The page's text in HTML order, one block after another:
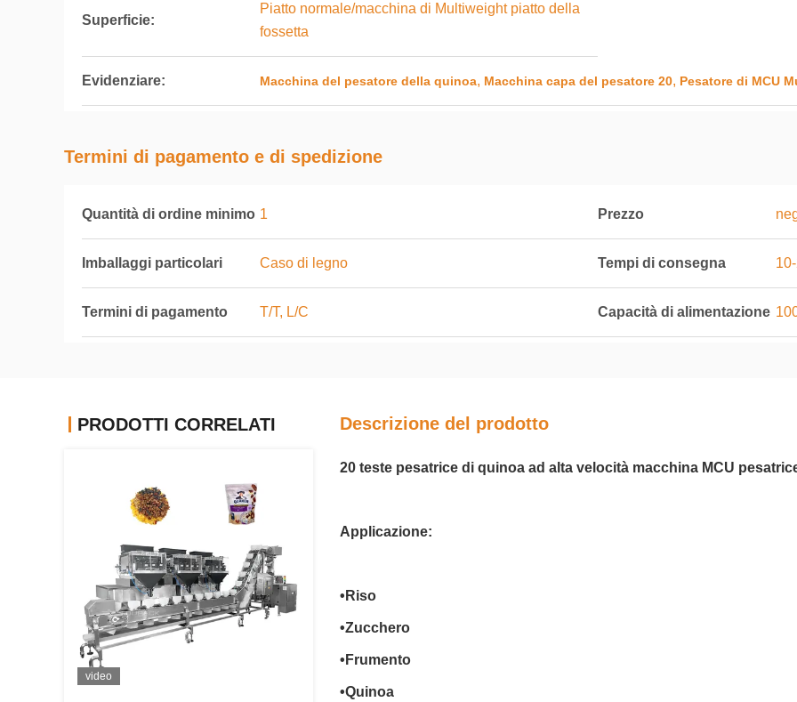
Superficie:
Piatto normale/macchina di Multiweight piatto della
fossetta
Evidenziare: Macchina del pesatore della quinoa, Macchina capa del pesatore 20, Pesatore di MCU
Termini di pagamento e di spedizione
Quantità di ordine minimo 1 Prezzo
Imballaggi particolari Caso di legno Tempi di consegna
Termini di pagamento T/T, L/C Capacità di alimentazione
PRODOTTI CORRELATI
video
Descrizione del prodotto
20 teste pesatrice di quinoa ad alta velocità macchina MCU
Applicazione:
• Riso
•Zucchero
• Frumento
•Quinoa